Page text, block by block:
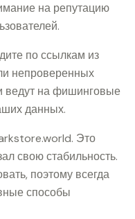
на репутацию
по ссылкам из
непроверенных
ведут на фишинговые
данных.
Это
свою стабильность.
поэтому всегда
способы